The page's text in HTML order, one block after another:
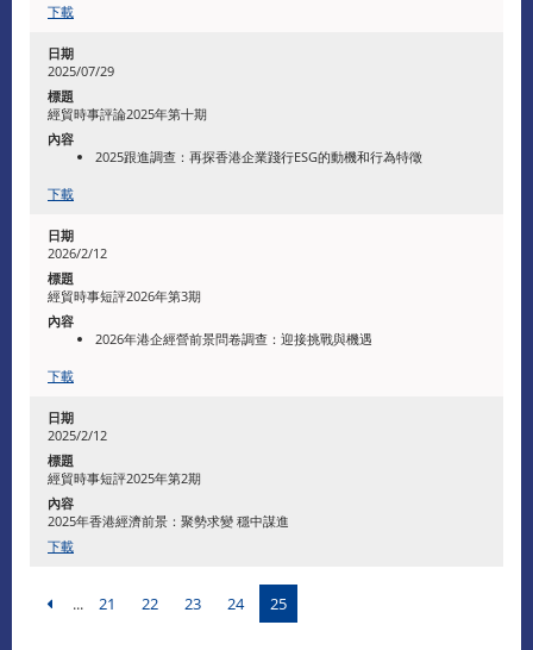
下載
2025/07/29
經貿時事評論2025年第十期
2025跟進調查：再探香港企業踐行ESG的動機和行為特徵
下載
2026/2/12
經貿時事短評2026年第3期
2026年港企經營前景問卷調查：迎接挑戰與機遇
下載
2025/2/12
經貿時事短評2025年第2期
2025年香港經濟前景：聚勢求變 穩中謀進
下載
... 21 22 23 24 25